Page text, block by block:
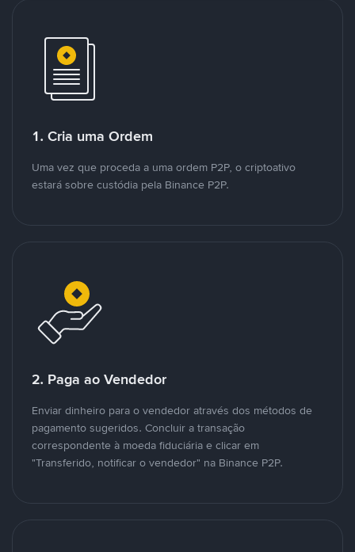
1. Cria uma Ordem
Uma vez que proceda a uma ordem P2P, o criptoativo
estará sobre custódia pela Binance P2P.
2. Paga ao Vendedor
Enviar dinheiro para o vendedor através dos métodos de
pagamento sugeridos. Concluir a transação
correspondente à moeda fiduciária e clicar em
"Transferido, notificar o vendedor" na Binance P2P.